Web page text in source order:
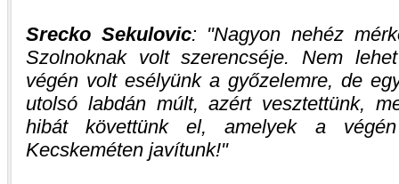
Srecko Sekulovic:
Nagyon nehéz
Szolnoknak volt szerencséje. Nem
végén volt esélyünk a győzelemre, de
utolsó labdán múlt, azért vesztettünk,
hibát követtünk el, amelyek a végén
Kecskeméten javítunk!